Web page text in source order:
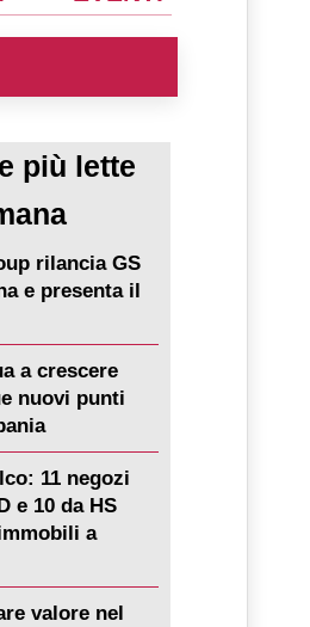
più lette
rilancia GS
e presenta il
a crescere
nuovi punti
11 negozi
e 10 da HS
a
valore nel